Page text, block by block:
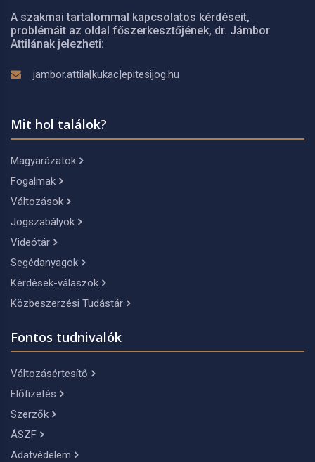
A szakmai tartalommal kapcsolatos kérdéseit,
problémáit az oldal főszerkesztőjének, dr. Jámbor
Attilának jelezheti:
jambor.attila[kukac]epitesijog.hu
Mit hol találok?
Magyarázatok
Fogalmak
Változások
Jogszabályok
Videótár
Segédanyagok
Kérdések-válaszok
Közbeszerzési Tudástár
Fontos tudnivalók
Változásértesítő
Előfizetés
Szerzők
ÁSZF
Adatvédelem